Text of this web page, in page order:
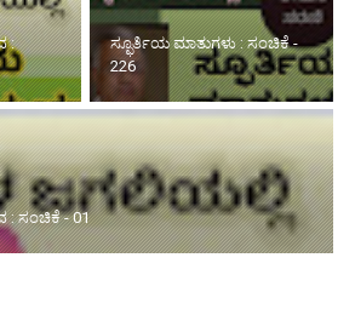
:
ಸ್ಫೂರ್ತಿಯ ಮಾತುಗಳು : ಸಂಚಿಕೆ -
226
ಸಂಚಿಕೆ - 01